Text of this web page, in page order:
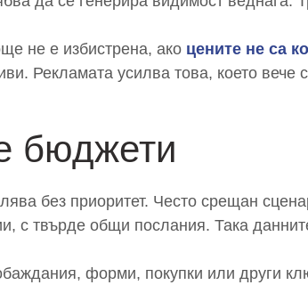
не е избистрена, ако цените не са
Рекламата усилва това, което вече
бюджети
без приоритет. Често срещан
с твърде общи послания. Така
форми, покупки или други